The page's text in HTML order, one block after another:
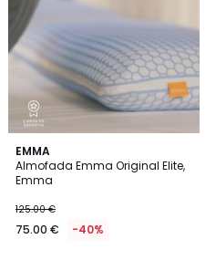
EMMA
Almofada Emma Original Elite,
Emma
125.00 €
75.00 € -40%
3
/
5